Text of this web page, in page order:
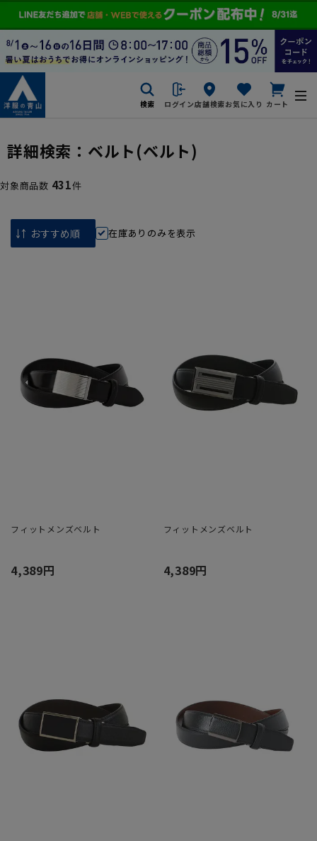
検索 ログイン店舗検索お気に入り カート
詳細検索： ベルト(ベルト)
対象商品数 431件
在庫ありのみを表示
フィットメンズベルト
4,389円
フィットメンズベルト
4,389円